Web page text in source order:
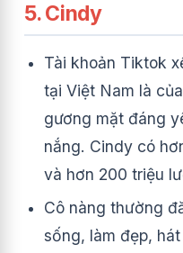
5. Cindy
Tài khoản Tiktok
tại Việt Nam là
gương mặt đáng
nắng. Cindy có
và hơn 200 triệu
Cô nàng thường
sống, làm đẹp,